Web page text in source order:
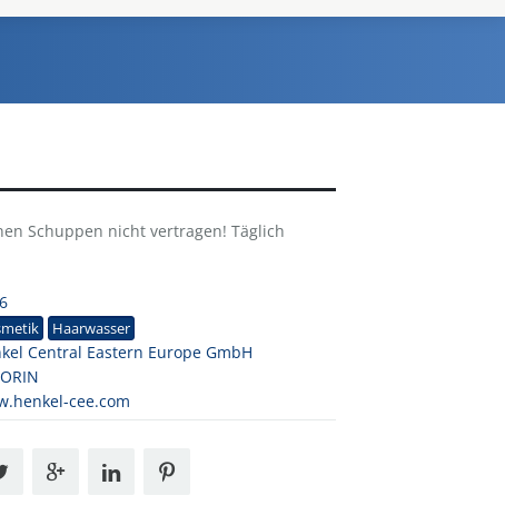
Schuppen nicht vertragen! Täglich
Haarwasser
Central Eastern Europe GmbH
cee.com